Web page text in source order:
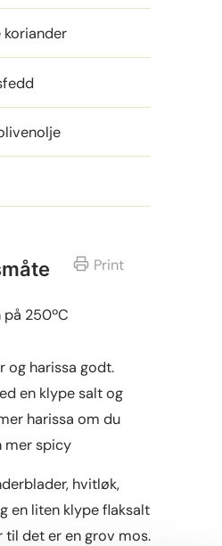
koriander
Print
250ºC
og harissa godt.
en klype salt og
harissa om du
mer spicy
hvitløk,
en liten klype flaksalt
til det er en grov mos.